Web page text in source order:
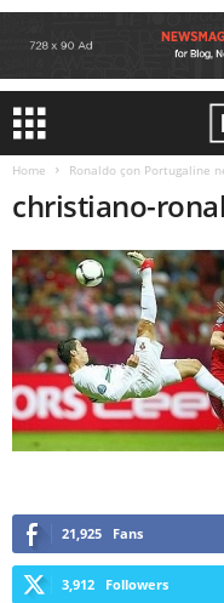
Home Ronaldo çon Portugaline
christiano-
21,925 Fans
3,912 Followers